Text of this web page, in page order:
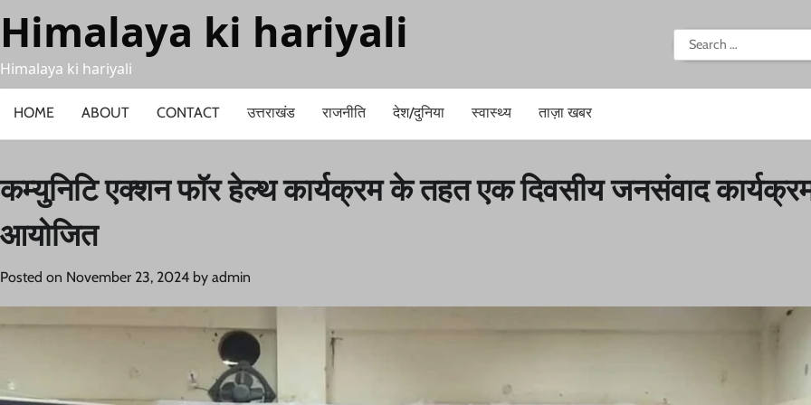
to
content
Himalaya ki hariyali
Himalaya ki hariyali
Search
for:
HOME ABOUT CONTACT उत्तराखंड राजनीति देश/दुनिया स्वास्थ्य ताज़ा खबर
कम्युनिटि एक्शन फॉर हेल्थ कार्यक्रम के तहत एक दिवसीय जनसंवाद
आयोजित
Posted on November 23, 2024 by admin